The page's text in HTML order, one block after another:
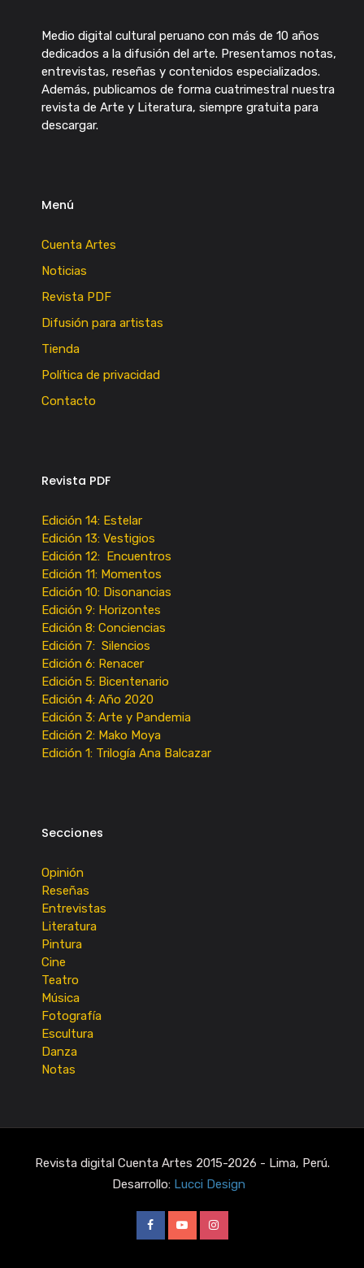
Medio digital cultural peruano con más de 10 años
dedicados a la difusión del arte. Presentamos notas,
entrevistas, reseñas y contenidos especializados.
Además, publicamos de forma cuatrimestral nuestra
revista de Arte y Literatura, siempre gratuita para
descargar.
Menú
Cuenta Artes
Noticias
Revista PDF
Difusión para artistas
Tienda
Política de privacidad
Contacto
Revista PDF
Edición 14: Estelar
Edición 13: Vestigios
Edición 12: Encuentros
Edición 11: Momentos
Edición 10: Disonancias
Edición 9: Horizontes
Edición 8: Conciencias
Edición 7: Silencios
Edición 6: Renacer
Edición 5: Bicentenario
Edición 4: Año 2020
Edición 3: Arte y Pandemia
Edición 2: Mako Moya
Edición 1: Trilogía Ana Balcazar
Secciones
Opinión
Reseñas
Entrevistas
Literatura
Pintura
Cine
Teatro
Música
Fotografía
Escultura
Danza
Notas
Revista digital Cuenta Artes 2015-2026 - Lima, Perú.
Desarrollo: Lucci Design